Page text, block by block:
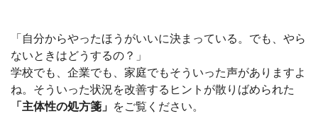
「自分からやったほうがいいに決まっている。でも、やら
ないときはどうするの？」
学校でも、企業でも、家庭でもそういった声がありますよ
ね。そういった状況を改善するヒントが散りばめられた
「主体性の処方箋」 をご覧ください。